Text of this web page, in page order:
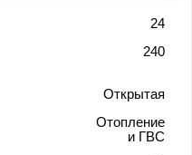
24
240
Открытая
Отопление
и ГВС